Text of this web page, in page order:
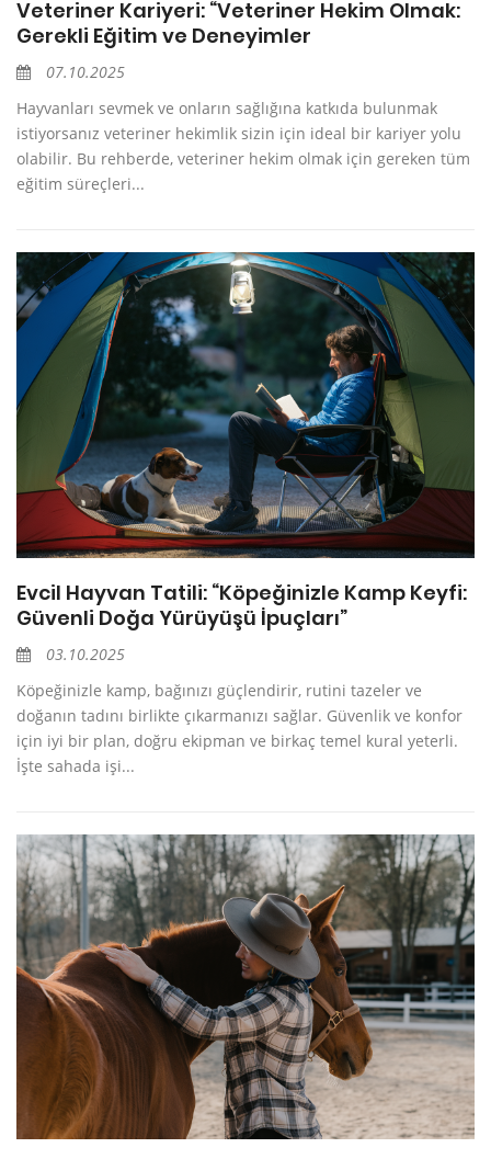
Veteriner Kariyeri: “Veteriner Hekim Olmak:
Gerekli Eğitim ve Deneyimler
07.10.2025
Hayvanları sevmek ve onların sağlığına katkıda bulunmak
istiyorsanız veteriner hekimlik sizin için ideal bir kariyer yolu
olabilir. Bu rehberde, veteriner hekim olmak için gereken tüm
eğitim süreçleri...
Evcil Hayvan Tatili: “Köpeğinizle Kamp Keyfi:
Güvenli Doğa Yürüyüşü İpuçları”
03.10.2025
Köpeğinizle kamp, bağınızı güçlendirir, rutini tazeler ve
doğanın tadını birlikte çıkarmanızı sağlar. Güvenlik ve konfor
için iyi bir plan, doğru ekipman ve birkaç temel kural yeterli.
İşte sahada işi...